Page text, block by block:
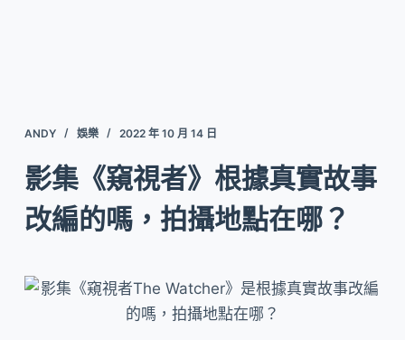
ANDY 娛樂 2022 年 10 月 14 日
影集《窺視者》根據真實故事
改編的嗎，拍攝地點在哪？